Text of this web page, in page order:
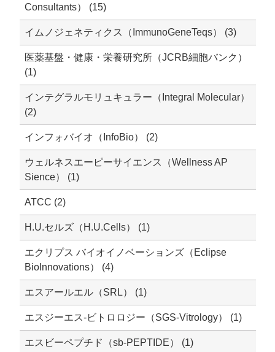
Consultants） (15)
イムノジェネティクス（ImmunoGeneTeqs） (3)
医薬基盤・健康・栄養研究所（JCRB細胞バンク）
(1)
インテグラルモリュキュラー（Integral Molecular）
(2)
インフォバイオ（InfoBio） (2)
ウェルネスエーピーサイエンス（Wellness AP
Sience） (1)
ATCC (2)
H.U.セルズ（H.U.Cells） (1)
エクリプス バイオイノベーションズ（Eclipse
BioInnovations） (4)
エスアールエル（SRL） (1)
エスジーエス-ビトロロジー（SGS-Vitrology） (1)
エスビーペプチド（sb-PEPTIDE） (1)